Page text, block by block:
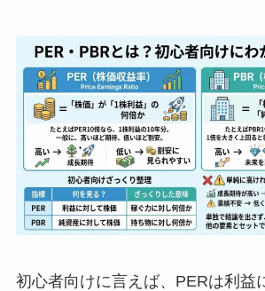
初心者向けに言えば、PERは利益